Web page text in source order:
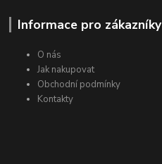
Informace pro zákazníky
O nás
Jak nakupovat
Obchodní podmínky
Kontakty